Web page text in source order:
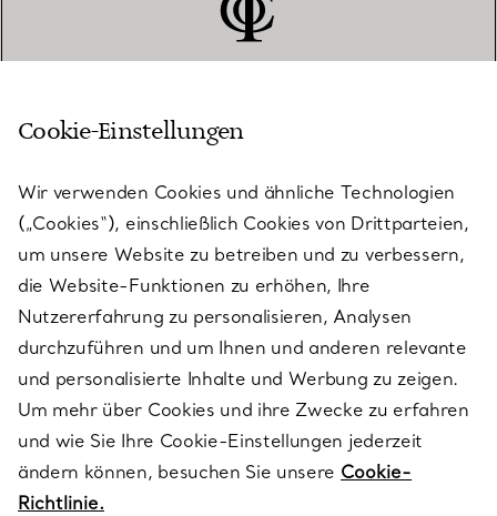
KUNDENSERVICE
SERVICES
ÜBER TIFFANY & CO.
RECHTLICHE HINWEISE
FOLGEN SIE UNS
Cookie-Einstellungen
Wir verwenden Cookies und ähnliche Technologien
(„Cookies“), einschließlich Cookies von Drittparteien,
um unsere Website zu betreiben und zu verbessern,
die Website-Funktionen zu erhöhen, Ihre
Nutzererfahrung zu personalisieren, Analysen
durchzuführen und um Ihnen und anderen relevante
und personalisierte Inhalte und Werbung zu zeigen.
Um mehr über Cookies und ihre Zwecke zu erfahren
und wie Sie Ihre Cookie-Einstellungen jederzeit
ändern können, besuchen Sie unsere Cookie-
Richtlinie.